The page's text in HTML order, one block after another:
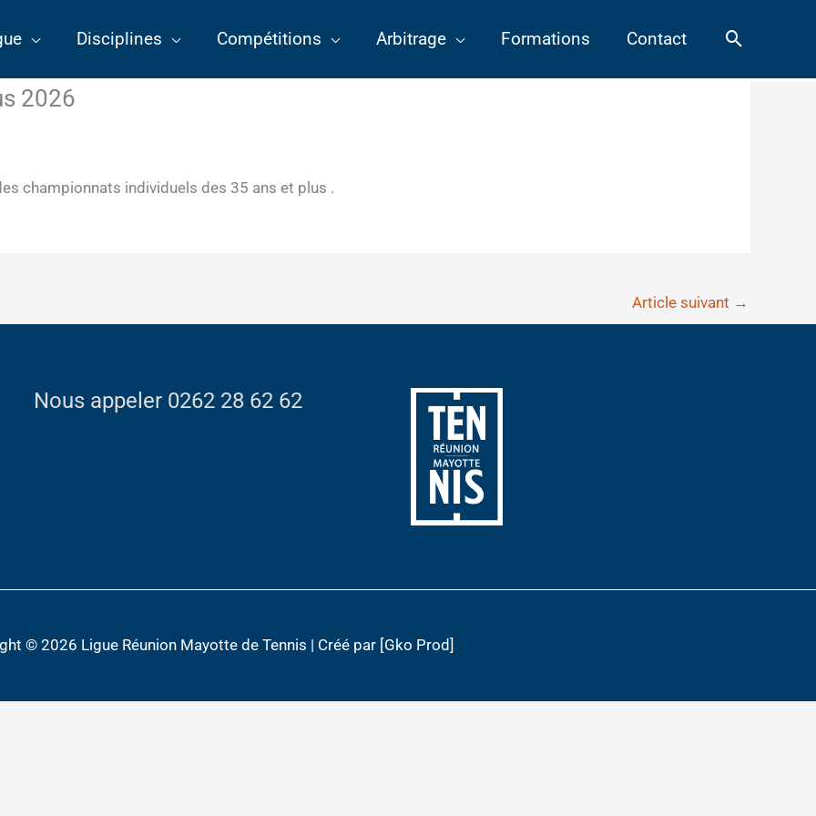
Disciplines Compétitions Arbitrage Formations Contact
2026
championnats individuels des 35 ans et plus .
Article suivant →
Nous appeler 0262 28 62 62
© 2026 Ligue Réunion Mayotte de Tennis | Créé par [Gko Prod]